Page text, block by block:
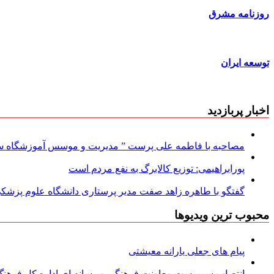
روزنامه مشرق
توسعه ایران
اخبار پربازدید
مصاحبه با فاطمه علی پرست ” مدیریت و موسس آموزشگاه
پورابراهیمی: توزیع کالابرگ به نفع مردم است
گفتگو با طاهره زاهد صفت مدیر پرستاری دانشگاه علوم
محبوب ترین ویدیوها
پیام های جعلی یارانه معیشتی